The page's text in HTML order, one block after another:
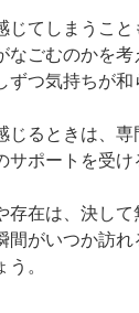
じてしまうこ
なごむのかを
つ気持ちが和
じるときは、
ポートを受
存在は、決し
間がいつか訪
。